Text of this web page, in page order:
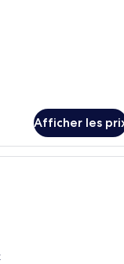
Afficher les
chambre d’hôtel avec